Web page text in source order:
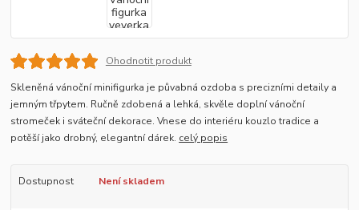
Ohodnotit produkt
Skleněná vánoční minifigurka je půvabná ozdoba s precizními detaily a
jemným třpytem. Ručně zdobená a lehká, skvěle doplní vánoční
stromeček i sváteční dekorace. Vnese do interiéru kouzlo tradice a
potěší jako drobný, elegantní dárek. celý popis
Dostupnost Není skladem